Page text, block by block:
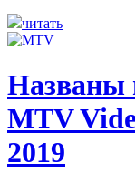
читать
Названы
MTV
2019